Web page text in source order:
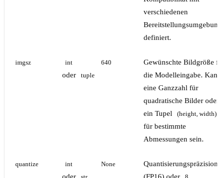
verschiedenen
definiert.
imgsz int
oder tuple
640
Gewünschte Bildgröße
die Modelleingabe. Kann
eine Ganzzahl für
quadratische Bilder oder
ein Tupel
(height, width)
für bestimmte
Abmessungen sein.
quantize int
oder
None
(FP16) oder